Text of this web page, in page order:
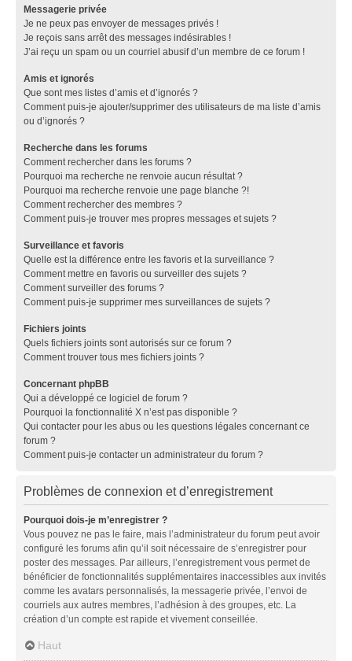
Messagerie privée
Je ne peux pas envoyer de messages privés !
Je reçois sans arrêt des messages indésirables !
J’ai reçu un spam ou un courriel abusif d’un membre de ce forum !
Amis et ignorés
Que sont mes listes d’amis et d’ignorés ?
Comment puis-je ajouter/supprimer des utilisateurs de ma liste d’amis
ou d’ignorés ?
Recherche dans les forums
Comment rechercher dans les forums ?
Pourquoi ma recherche ne renvoie aucun résultat ?
Pourquoi ma recherche renvoie une page blanche ?!
Comment rechercher des membres ?
Comment puis-je trouver mes propres messages et sujets ?
Surveillance et favoris
Quelle est la différence entre les favoris et la surveillance ?
Comment mettre en favoris ou surveiller des sujets ?
Comment surveiller des forums ?
Comment puis-je supprimer mes surveillances de sujets ?
Fichiers joints
Quels fichiers joints sont autorisés sur ce forum ?
Comment trouver tous mes fichiers joints ?
Concernant phpBB
Qui a développé ce logiciel de forum ?
Pourquoi la fonctionnalité X n’est pas disponible ?
Qui contacter pour les abus ou les questions légales concernant ce
forum ?
Comment puis-je contacter un administrateur du forum ?
Problèmes de connexion et d’enregistrement
Pourquoi dois-je m’enregistrer ?
Vous pouvez ne pas le faire, mais l’administrateur du forum peut avoir
configuré les forums afin qu’il soit nécessaire de s’enregistrer pour
poster des messages. Par ailleurs, l’enregistrement vous permet de
bénéficier de fonctionnalités supplémentaires inaccessibles aux invités
comme les avatars personnalisés, la messagerie privée, l’envoi de
courriels aux autres membres, l’adhésion à des groupes, etc. La
création d’un compte est rapide et vivement conseillée.
Haut